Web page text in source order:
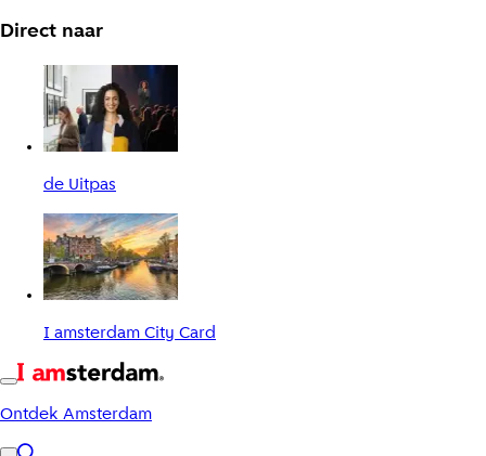
Direct naar
de Uitpas
I amsterdam City Card
Ontdek Amsterdam